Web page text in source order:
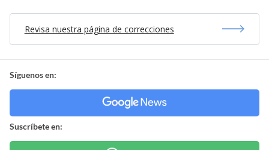
Revisa nuestra página de correcciones
Síguenos en:
Suscríbete en: